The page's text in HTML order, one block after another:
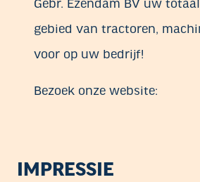
Gebr. Ezendam BV uw
gebied van tractoren,
voor op uw bedrijf!
Bezoek onze website:
IMPRESSIE